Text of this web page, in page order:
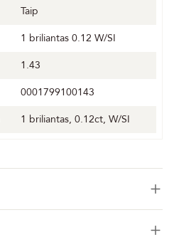
Taip
1 briliantas 0.12 W/SI
1.43
0001799100143
1 briliantas, 0.12ct, W/SI